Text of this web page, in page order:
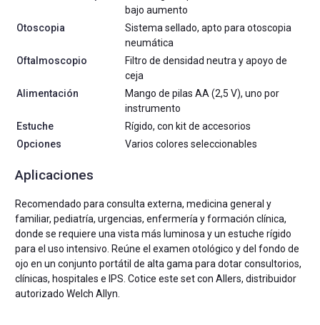
bajo aumento
Otoscopia
Sistema sellado, apto para otoscopia
neumática
Oftalmoscopio
Filtro de densidad neutra y apoyo de
ceja
Alimentación
Mango de pilas AA (2,5 V), uno por
instrumento
Estuche
Rígido, con kit de accesorios
Opciones
Varios colores seleccionables
Aplicaciones
Recomendado para consulta externa, medicina general y
familiar, pediatría, urgencias, enfermería y formación clínica,
donde se requiere una vista más luminosa y un estuche rígido
para el uso intensivo. Reúne el examen otológico y del fondo de
ojo en un conjunto portátil de alta gama para dotar consultorios,
clínicas, hospitales e IPS. Cotice este set con Allers, distribuidor
autorizado Welch Allyn.